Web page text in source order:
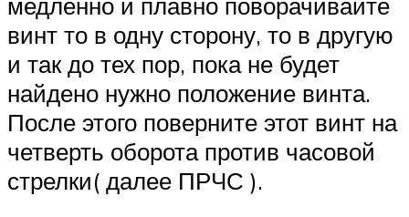
винт то в одну сторону, то в другую
и так до тех пор, пока не будет
найдено нужно положение винта.
После этого поверните этот винт на
четверть оборота против часовой
стрелки( далее ПРЧС ).